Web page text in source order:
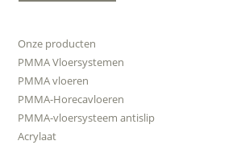
Onze producten
PMMA Vloersystemen
PMMA vloeren
PMMA-Horecavloeren
PMMA-vloersysteem antislip
Acrylaat